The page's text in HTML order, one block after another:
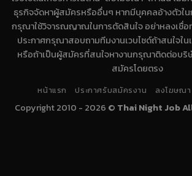
ธุรกิจจัดหาผู้สมัครหรืออื่นๆ หากมีบุคคลอ้างตัวใน
กรุณาใช้วิจารณญาณในการตัดสินใจ อย่าหลงเชื่
ประกาศกรุณาสอบถามทีมงานเวบไซด์ถ้าสนใจใ
หรือถ้าเป็นผู้สมัครที่สนใจหางานกรุณาติดต่อบริ
สมัครโดยตรง
หน้าแรก ประกาศรับสมัครงาน ลงโฆษณา
Copyright 2010 - 2026 © Thai Night Job